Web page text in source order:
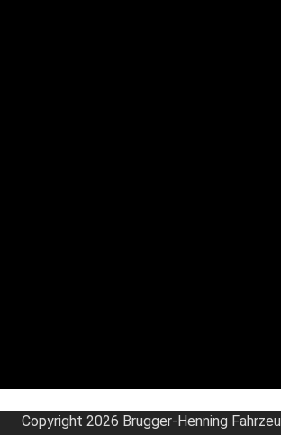
Copyright 2026 Brugger-Henning